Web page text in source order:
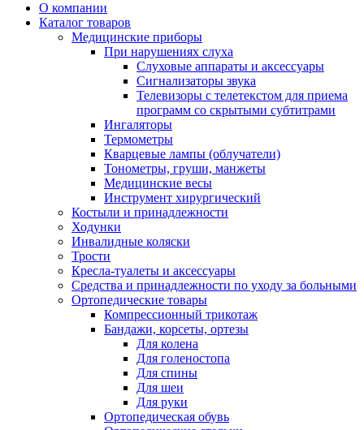
О компании
Каталог товаров
Медицинские приборы
При нарушениях слуха
Слуховые аппараты и аксессуары
Сигнализаторы звука
Телевизоры с телетекстом для приема
программ со скрытыми субтитрами
Ингаляторы
Термометры
Кварцевые лампы (облучатели)
Тонометры, груши, манжеты
Медицинские весы
Инструмент хирургический
Костыли и принадлежности
Ходунки
Инвалидные коляски
Трости
Кресла-туалеты и аксессуары
Средства и принадлежности по уходу за больными
Ортопедические товары
Компрессионный трикотаж
Бандажи, корсеты, ортезы
Для колена
Для голеностопа
Для спины
Для шеи
Для руки
Ортопедическая обувь